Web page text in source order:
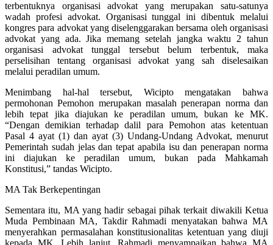
terbentuknya organisasi advokat yang merupakan satu-satunya
wadah profesi advokat. Organisasi tunggal ini dibentuk melalui
kongres para advokat yang diselenggarakan bersama oleh organisasi
advokat yang ada. Jika memang setelah jangka waktu 2 tahun
organisasi advokat tunggal tersebut belum terbentuk, maka
perselisihan tentang organisasi advokat yang sah diselesaikan
melalui peradilan umum.
Menimbang hal-hal tersebut, Wicipto mengatakan bahwa
permohonan Pemohon merupakan masalah penerapan norma dan
lebih tepat jika diajukan ke peradilan umum, bukan ke MK.
“Dengan demikian terhadap dalil para Pemohon atas ketentuan
Pasal 4 ayat (1) dan ayat (3) Undang-Undang Advokat, menurut
Pemerintah sudah jelas dan tepat apabila isu dan penerapan norma
ini diajukan ke peradilan umum, bukan pada Mahkamah
Konstitusi,” tandas Wicipto.
MA Tak Berkepentingan
Sementara itu, MA yang hadir sebagai pihak terkait diwakili Ketua
Muda Pembinaan MA, Takdir Rahmadi menyatakan bahwa MA
menyerahkan permasalahan konstitusionalitas ketentuan yang diuji
kepada MK. Lebih lanjut, Rahmadi menyampaikan bahwa MA